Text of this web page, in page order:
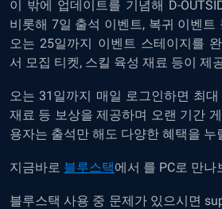
이 밖에 업데이트를 기념해 D-
비롯해 7일 출석 이벤트, 복귀 이벤트
오는 25일까지 이벤트 스테이지를
서 모집 티켓, 스킬 육성 재료 등이 제
오는 31일까지 매일 로그인하면 최
재료 등 보상을 제공하며 오랜 기간
용자는 출석만 해도 다양한 혜택을 누
지금바로 블루스택에서 를 PC로 만나
블루스택 사용 중 문제가 있으시면